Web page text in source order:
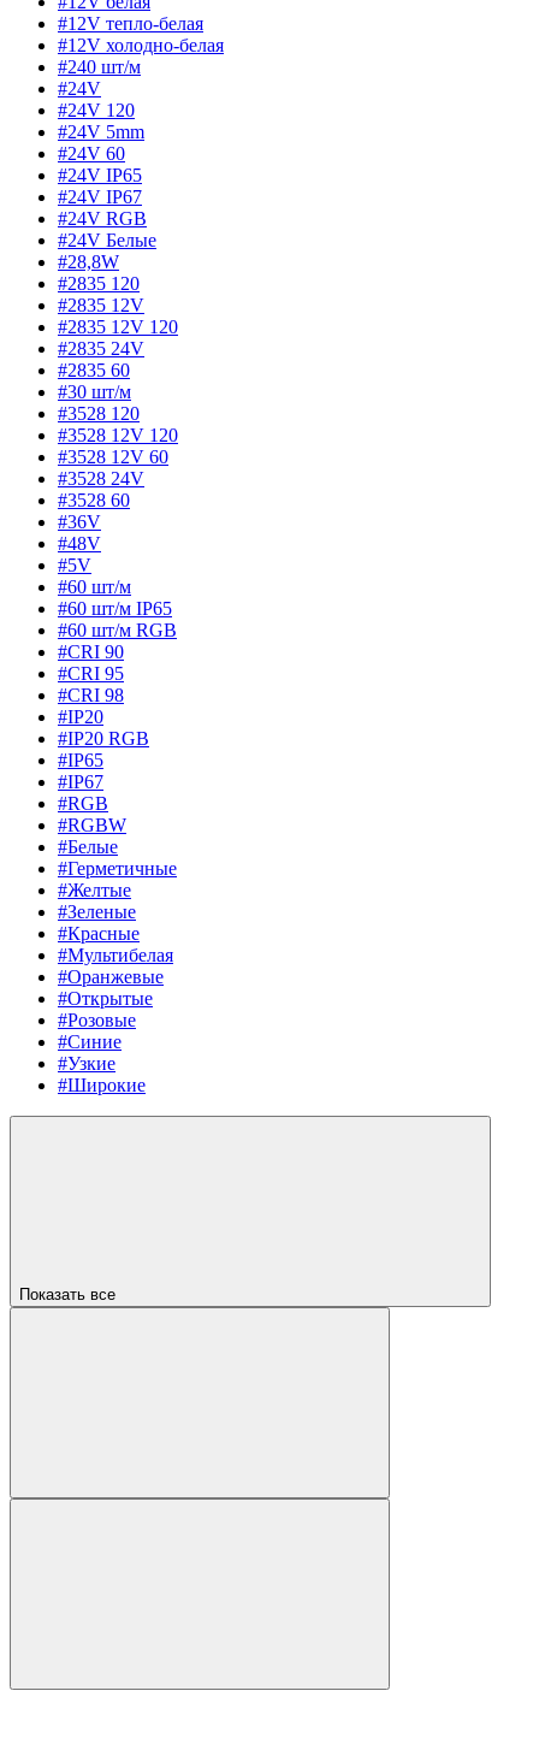
#12V тепло-белая
#12V холодно-белая
#240 шт/м
#24V
#24V 120
#24V 5mm
#24V 60
#24V IP65
#24V IP67
#24V RGB
#24V Белые
#28,8W
#2835 120
#2835 12V
#2835 12V 120
#2835 24V
#2835 60
#30 шт/м
#3528 120
#3528 12V 120
#3528 12V 60
#3528 24V
#3528 60
#36V
#48V
#5V
#60 шт/м
#60 шт/м IP65
#60 шт/м RGB
#CRI 90
#CRI 95
#CRI 98
#IP20
#IP20 RGB
#IP65
#IP67
#RGB
#RGBW
#Белые
#Герметичные
#Желтые
#Зеленые
#Красные
#Мультибелая
#Оранжевые
#Открытые
#Розовые
#Синие
#Узкие
#Широкие
Показать все